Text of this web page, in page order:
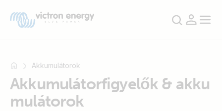
Például
Akkumulátorok
Akkumulátorfigyelők & akku
mulátorok